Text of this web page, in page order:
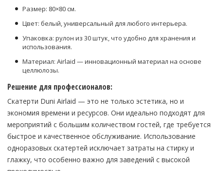
Размер: 80×80 см.
Цвет: белый, универсальный для любого интерьера.
Упаковка: рулон из 30 штук, что удобно для хранения и
использования.
Материал: Airlaid — инновационный материал на основе
целлюлозы.
Решение для профессионалов:
Скатерти Duni Airlaid — это не только эстетика, но и
экономия времени и ресурсов. Они идеально подходят для
мероприятий с большим количеством гостей, где требуется
быстрое и качественное обслуживание. Использование
одноразовых скатертей исключает затраты на стирку и
глажку, что особенно важно для заведений с высокой